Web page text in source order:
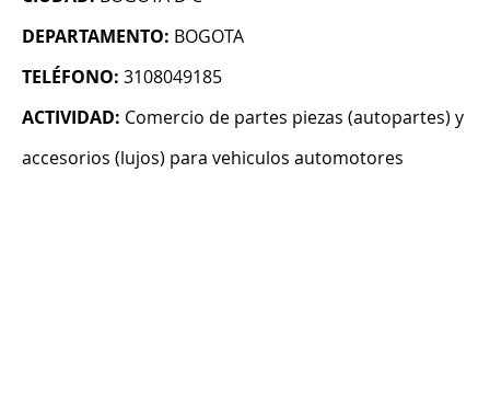
DEPARTAMENTO: BOGOTA
TELÉFONO: 3108049185
ACTIVIDAD: Comercio de partes piezas (autopartes) y
accesorios (lujos) para vehiculos automotores